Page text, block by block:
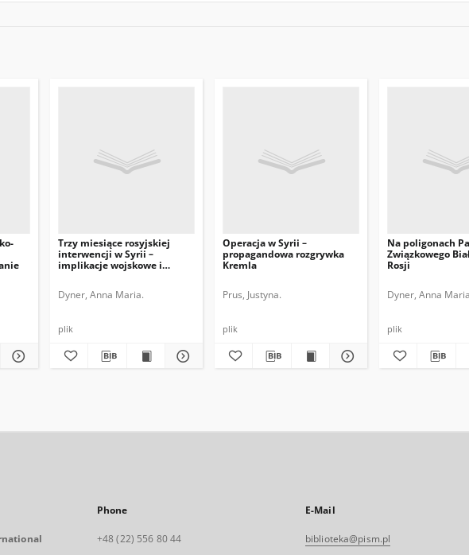
Trzy miesiące rosyjskiej
interwencji w Syrii –
implikacje wojskowe i
Dyner, Anna Maria.
plik
Operacja w Syrii –
propagandowa rozgrywka
Kremla
Prus, Justyna.
plik
Na poligonach
Związkowego
Rosji
Dyner, Anna
plik
Phone
+48 (22) 556 80 44
E-Mail
biblioteka@pism.pl